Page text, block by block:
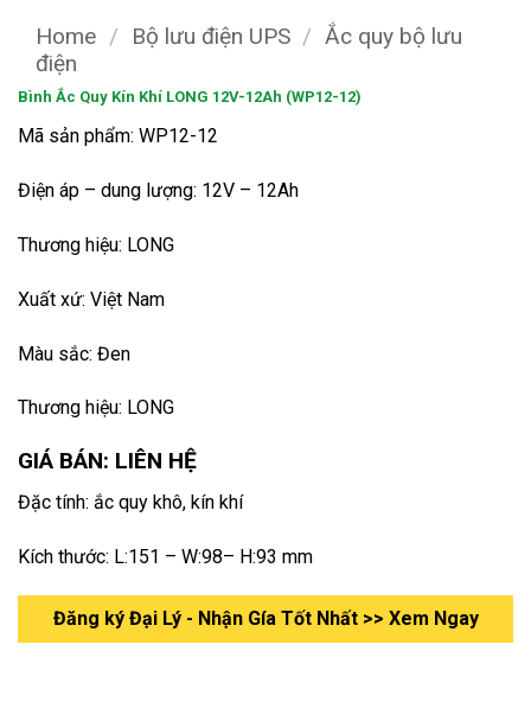
Home / Bộ lưu điện UPS / Ắc quy bộ lưu
điện
Bình Ắc Quy Kín Khí LONG 12V-12Ah (WP12-12)
Mã sản phẩm: WP12-12
Điện áp – dung lượng: 12V – 12Ah
Thương hiệu: LONG
Xuất xứ: Việt Nam
Màu sắc: Đen
Thương hiệu: LONG
GIÁ BÁN: LIÊN HỆ
Đặc tính: ắc quy khô, kín khí
Kích thước: L:151 – W:98– H:93 mm
Đăng ký Đại Lý - Nhận Gía Tốt Nhất >> Xem Ngay